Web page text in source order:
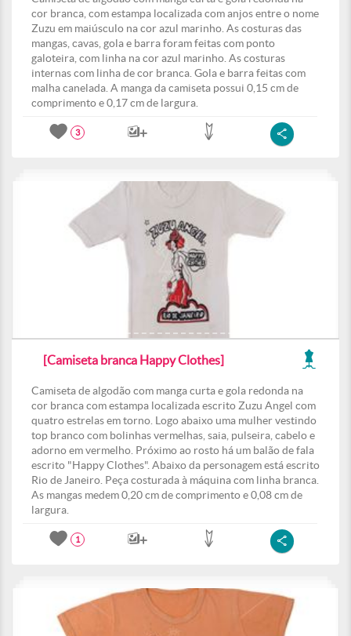
cor branca, com estampa localizada com anjos entre o nome
Zuzu em maiúsculo na cor azul marinho. As costuras das
mangas, cavas, gola e barra foram feitas com ponto
galoteira, com linha na cor azul marinho. As costuras
internas com linha de cor branca. Gola e barra feitas com
malha canelada. A manga da camiseta possui 0,15 cm de
comprimento e 0,17 cm de largura.
3
[Camiseta branca Happy Clothes]
Camiseta de algodão com manga curta e gola redonda na
cor branca com estampa localizada escrito Zuzu Angel com
quatro estrelas em torno. Logo abaixo uma mulher vestindo
top branco com bolinhas vermelhas, saia, pulseira, cabelo e
adorno em vermelho. Próximo ao rosto há um balão de fala
escrito "Happy Clothes". Abaixo da personagem está escrito
Rio de Janeiro. Peça costurada à máquina com linha branca.
As mangas medem 0,20 cm de comprimento e 0,08 cm de
largura.
1